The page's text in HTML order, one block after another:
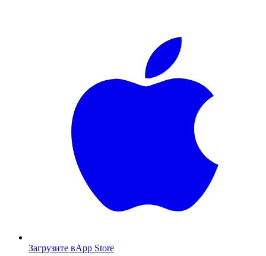
Загрузите вApp Store